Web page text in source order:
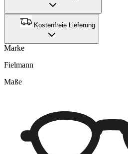
Kostenfreie Lieferung
Marke
Fielmann
Maße